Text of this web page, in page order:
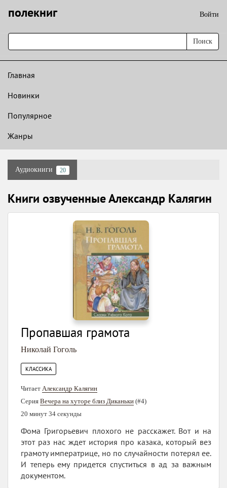
полекниг Войти
Поиск
Главная
Новинки
Популярное
Жанры
Аудиокниги 20
Книги озвученные Александр Калягин
Пропавшая грамота
Николай Гоголь
КЛАССИКА
Читает Александр Калягин
Серия Вечера на хуторе близ Диканьки (#4)
20 минут 34 секунды
Фома Григорьевич плохого не расскажет. Вот и на
этот раз нас ждет история про казака, который вез
грамоту императрице, но по случайности потерял ее.
И теперь ему придется спуститься в ад за важным
документом.